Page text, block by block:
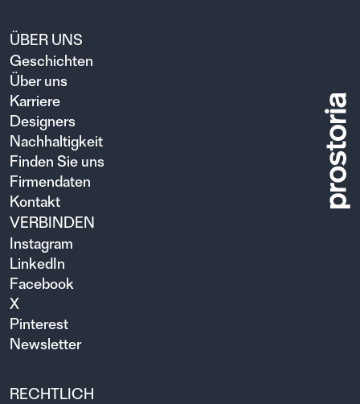
ÜBER UNS
Geschichten
Über uns
Karriere
Designers
Nachhaltigkeit
Finden Sie uns
Firmendaten
Kontakt
VERBINDEN
Instagram
LinkedIn
Facebook
X
Pinterest
Newsletter
RECHTLICH